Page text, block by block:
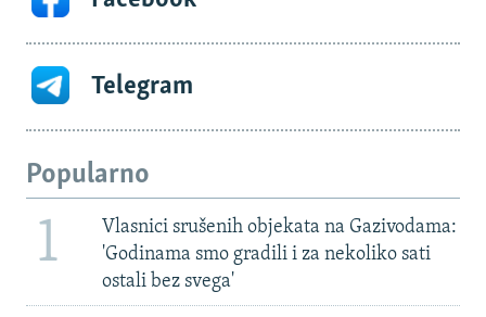
Telegram
Popularno
1
Vlasnici srušenih objekata na Gazivodama:
'Godinama smo gradili i za nekoliko sati
ostali bez svega'